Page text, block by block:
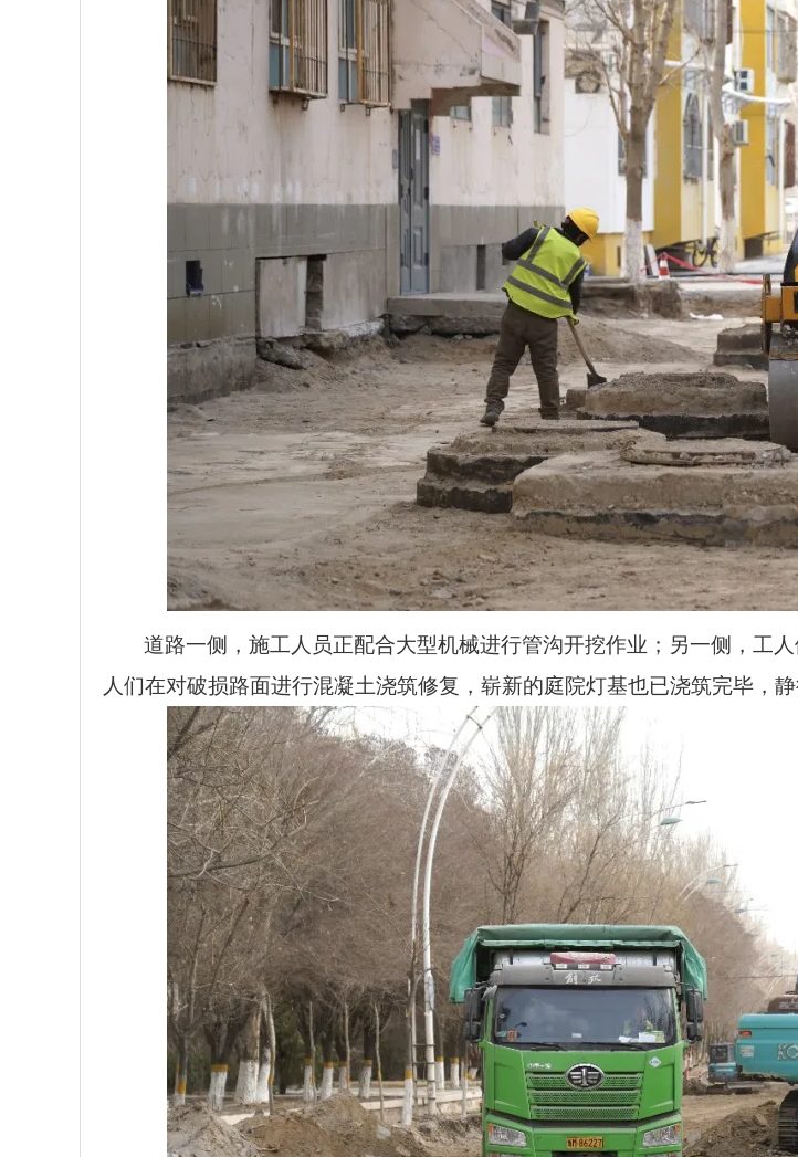
道路一侧，施工人员正配合大型机械进行管沟开挖作业；另一侧，工
人们在对破损路面进行混凝土浇筑修复，崭新的庭院灯基也已浇筑完毕，静